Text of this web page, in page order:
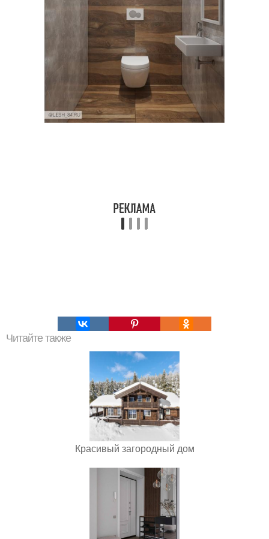
Читайте также
Красивый загородный дом